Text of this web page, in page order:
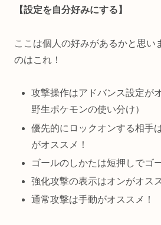
【設定を自分好みにする】
ここは個人の好みがあるかと思い
のはこれ！
攻撃操作はアドバンス設定が
野生ポケモンの使い分け）
優先的にロックオンする相手
がオススメ！
ゴールのしかたは短押しでゴ
強化攻撃の表示はオンがオス
通常攻撃は手動がオススメ！